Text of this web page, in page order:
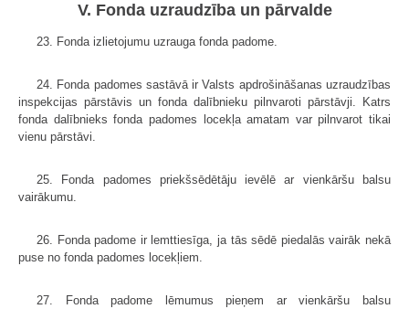
V. Fonda uzraudzība un pārvalde
23. Fonda izlietojumu uzrauga fonda padome.
24. Fonda padomes sastāvā ir Valsts apdrošināšanas uzraudzības
inspekcijas pārstāvis un fonda dalībnieku pilnvaroti pārstāvji. Katrs
fonda dalībnieks fonda padomes locekļa amatam var pilnvarot tikai
vienu pārstāvi.
25. Fonda padomes priekšsēdētāju ievēlē ar vienkāršu balsu
vairākumu.
26. Fonda padome ir lemttiesīga, ja tās sēdē piedalās vairāk nekā
puse no fonda padomes locekļiem.
27. Fonda padome lēmumus pieņem ar vienkāršu balsu